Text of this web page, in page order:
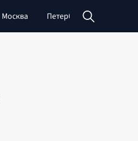
Москва Петербург